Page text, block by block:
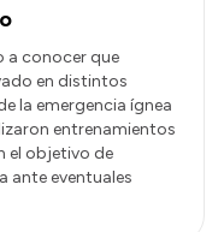
a conocer que
en distintos
la emergencia ígnea
entrenamientos
el objetivo de
ante eventuales